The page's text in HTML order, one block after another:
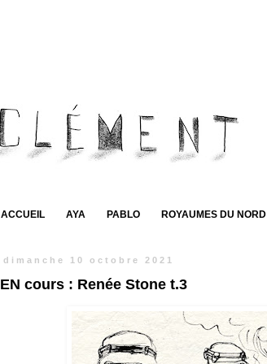
ACCUEIL AYA PABLO ROYAUMES DU NORD
dimanche 10 octobre 2021
EN cours : Renée Stone t.3